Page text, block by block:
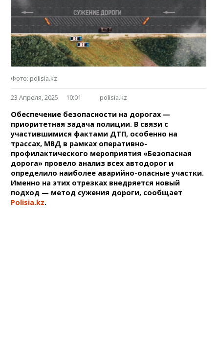
Фото: polisia.kz
23 Апреля, 2025 10:01 polisia.kz
Обеспечение безопасности на дорогах —
приоритетная задача полиции. В связи с
участившимися фактами ДТП, особенно на
трассах, МВД в рамках оперативно-
профилактического мероприятия «Безопасная
дорога» провело анализ всех автодорог и
определило наиболее аварийно-опасные участки.
Именно на этих отрезках внедряется новый
подход — метод сужения дороги, сообщает
Polisia.kz.